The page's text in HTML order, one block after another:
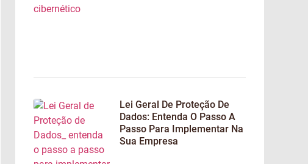
Lei Geral De Proteção De
Dados: Entenda O Passo A
Passo Para Implementar Na
Sua Empresa